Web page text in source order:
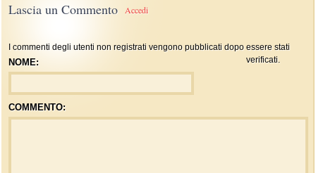
Lascia un Commento
Accedi
I commenti degli utenti non registrati vengono pubblicati dopo essere stati
verificati.
NOME:
COMMENTO: